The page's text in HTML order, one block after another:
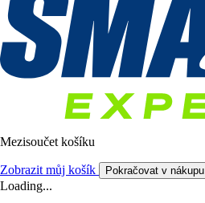
Mezisoučet košíku
Zobrazit můj košík Pokračovat v nákupu
Loading...